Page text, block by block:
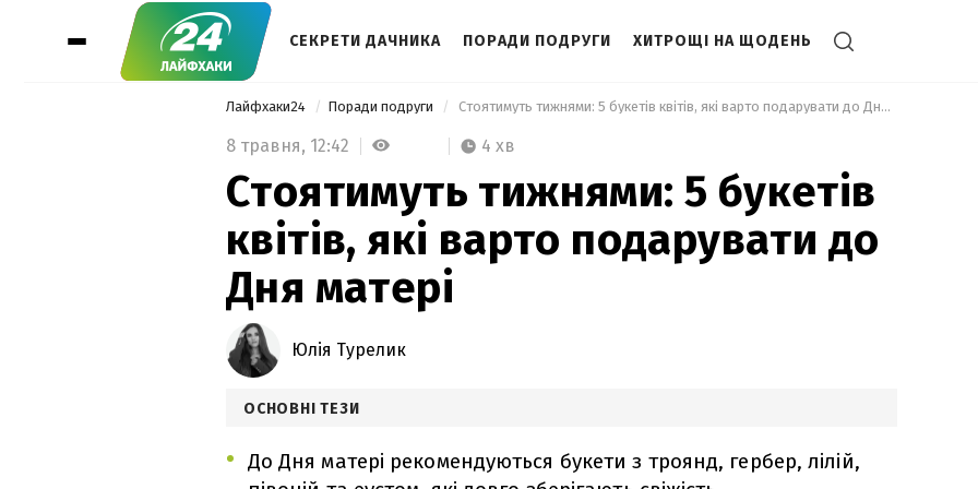
СЕКРЕТИ ДАЧНИКА ПОРАДИ ПОДРУГИ ХИТРОЩІ НА ЩОДЕНЬ
Лайфхаки24 Поради подруги Стоятимуть тижнями: 5 букетів квітів, які варто подарувати до Дня матері
8 травня, 12:42 4 хв
Стоятимуть тижнями: 5 букетів
квітів, які варто подарувати до
Дня матері
Юлія Турелик
ОСНОВНІ ТЕЗИ
До Дня матері рекомендуються букети з троянд, гербер, лілій,